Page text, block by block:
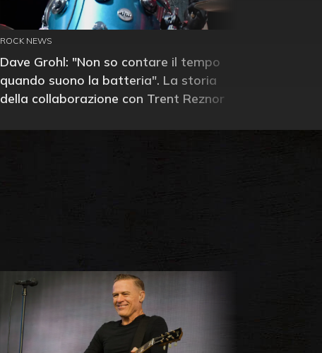
ROCK NEWS
Dave Grohl: "Non so contare il tempo
quando suono la batteria". La storia
della collaborazione con Trent Reznor